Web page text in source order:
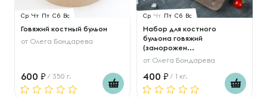
Ср Чт Пт Сб Вс
Говяжий костный бульон
от Олега Бондарева
600 / 350 г.
Ср Чт Пт Сб Вс
Набор для костного
бульона говяжий
(заморожен...
от Олега Бондарева
400 / 1 кг.